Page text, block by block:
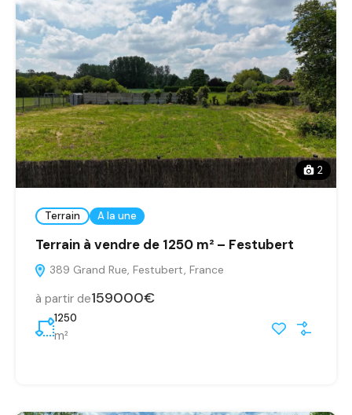
2
Terrain A la une
Terrain à vendre de 1250 m² – Festubert
389 Grand Rue, Festubert, France
à partir de159000€
1250
m²